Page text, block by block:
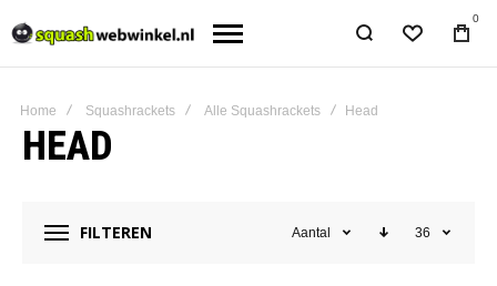
0
Home Squashrackets Alle Squashrackets Head
HEAD
FILTEREN Aantal 36